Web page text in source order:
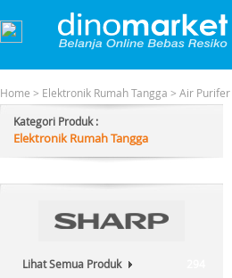
Home > Elektronik Rumah Tangga > Air Purifer
Kategori Produk :
Elektronik Rumah Tangga
Lihat Semua Produk